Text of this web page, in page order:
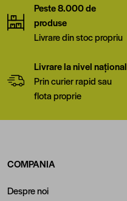
Peste 8.000 de
produse
Livrare din stoc propriu
Livrare la nivel național
Prin curier rapid sau
flota proprie
COMPANIA
Despre noi